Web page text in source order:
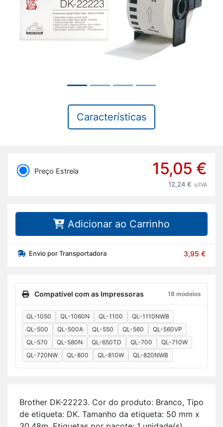
Características
Preço Estrela 15,05 €
12,24 € s/IVA
Adicionar ao Carrinho
Envio por Transportadora 3,95 €
Compatível com as Impressoras 18 modelos
QL-1050 QL-1060N QL-1100
QL-1110NWB
QL-500
QL-500A QL-550 QL-560
QL-560VP
QL-570
QL-580N QL-650TD QL-700
QL-710W
QL-720NW
QL-800 QL-810W QL-820NWB
Brother DK-22223. Cor do pro­duto: Branco, Tipo
de eti­queta: DK. Ta­manho da eti­queta: 50 mm x